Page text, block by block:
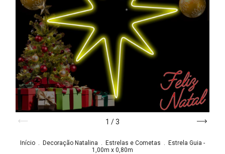
1 /3
Início . Decoração Natalina . Estrelas e Cometas .
Estrela Guia -
1,00m x 0,80m